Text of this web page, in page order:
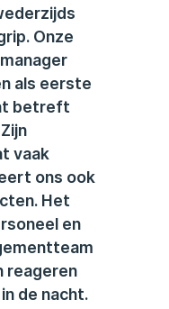
Onze
als eerste
betreft
vaak
ons ook
Het
en
reageren
de nacht.